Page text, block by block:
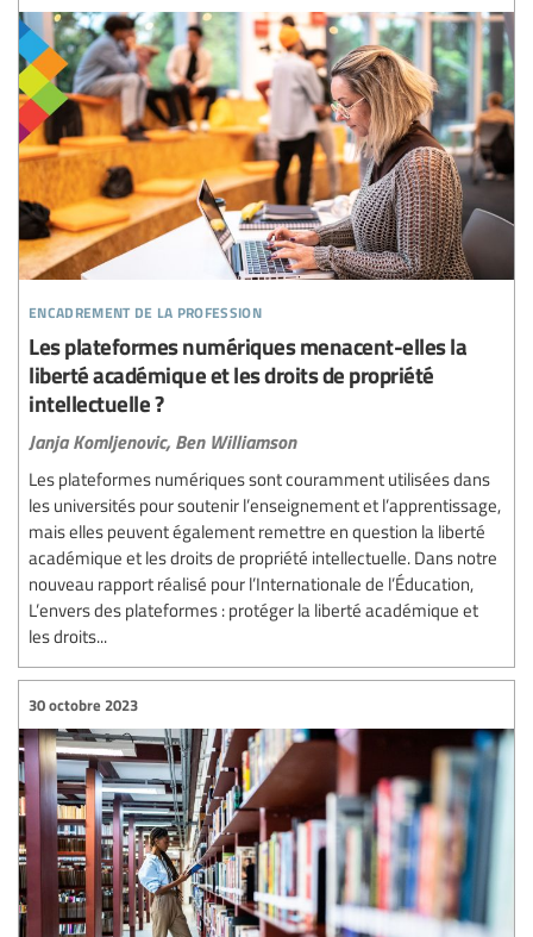
encadrement de la profession
Les plateformes numériques menacent-elles la
liberté académique et les droits de propriété
intellectuelle ?
Janja Komljenovic, Ben Williamson
Les plateformes numériques sont couramment utilisées dans
les universités pour soutenir l’enseignement et l’apprentissage,
mais elles peuvent également remettre en question la liberté
académique et les droits de propriété intellectuelle. Dans notre
nouveau rapport réalisé pour l’Internationale de l’Éducation,
L’envers des plateformes : protéger la liberté académique et
les droits...
30 octobre 2023